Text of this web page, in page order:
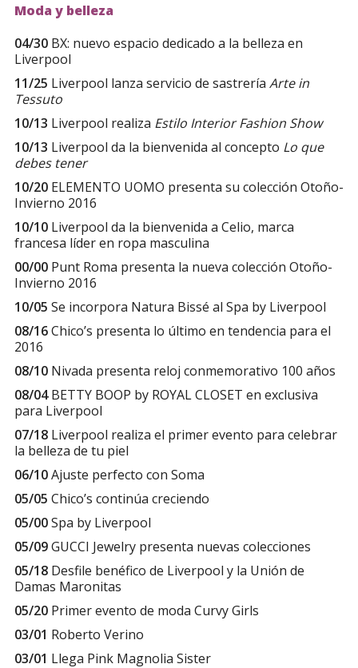
Moda y belleza
04/30BX: nuevo espacio dedicado a la belleza en
Liverpool
11/25 Liverpool lanza servicio de sastrería Arte in
Tessuto
10/13 Liverpool realiza Estilo Interior Fashion Show
10/13 Liverpool da la bienvenida al concepto Lo que
debes tener
10/20ELEMENTO UOMO presenta su colección Otoño-
Invierno 2016
10/10Liverpool da la bienvenida a Celio, marca
francesa líder en ropa masculina
00/00Punt Roma presenta la nueva colección Otoño-
Invierno 2016
10/05 Se incorpora Natura Bissé al Spa by Liverpool
08/16Chico’s presenta lo último en tendencia para el
2016
08/10Nivada presenta reloj conmemorativo 100 años
08/04BETTY BOOP by ROYAL CLOSET en exclusiva
para Liverpool
07/18Liverpool realiza el primer evento para celebrar
la belleza de tu piel
06/10Ajuste perfecto con Soma
05/05 Chico’s continúa creciendo
05/00Spa by Liverpool
05/09GUCCI Jewelry presenta nuevas colecciones
05/18Desfile benéfico de Liverpool y la Unión de
Damas Maronitas
05/20Primer evento de moda Curvy Girls
03/01 Roberto Verino
03/01 Llega Pink Magnolia Sister